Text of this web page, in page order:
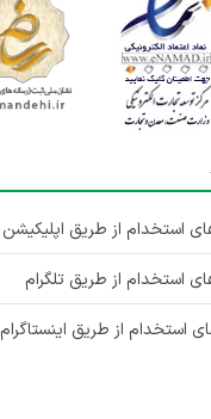
استخدام از طریق اپلیکیشن
استخدام از طریق تلگرام
استخدام از طریق اینستاگرام